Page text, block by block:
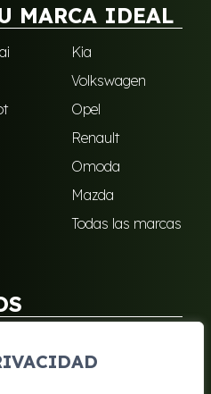
MARCA IDEAL
Kia
Volkswagen
Opel
Renault
Omoda
Mazda
Todas las marcas
Santa Cruz